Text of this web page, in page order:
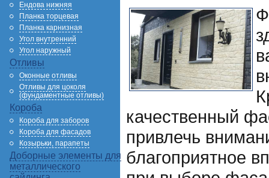
Ендова нижняя
Планка торцевая
Планка карнизная
Угол внутренний
Угол наружный
Отливы
Оконные отливы
Отливы для цоколя
(фундаментные отливы)
Короба
Короба для заборов
Короба для фасадов
Козырьки, парапеты
Доборные элементы для
металлического
качественный
привлечь
благоприятное